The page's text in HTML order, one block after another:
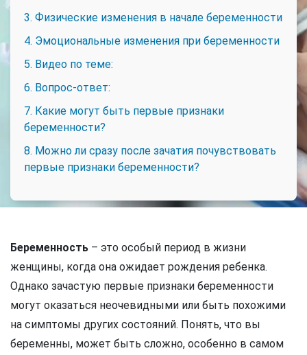
3. Физические изменения в начале беременности
4. Эмоциональные изменения при беременности
5. Видео по теме:
6. Вопрос-ответ:
7. Какие могут быть первые признаки
беременности?
8. Можно ли сразу после зачатия почувствовать
первые признаки беременности?
Беременность – это особый период в жизни
женщины, когда она ожидает рождения ребенка.
Однако зачастую первые признаки беременности
могут оказаться неочевидными или быть похожими
на симптомы других состояний. Понять, что вы
беременны, может быть сложно, особенно в самом